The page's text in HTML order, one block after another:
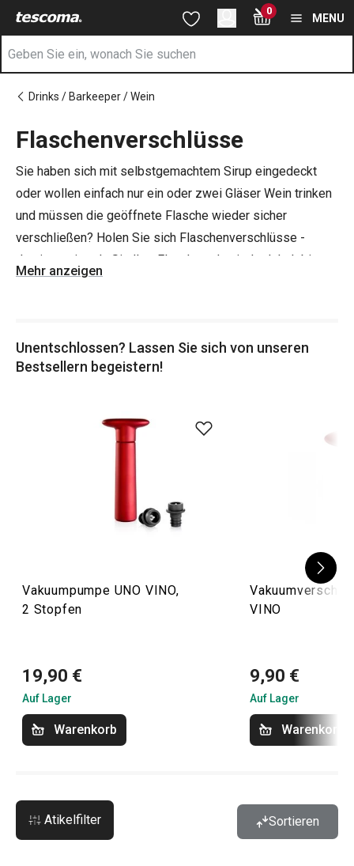
Sie befinden sich auf der Flaschenverschlüsse Seite
Zum Hauptinhalt springen
Zur Suche springen
Zur Navigation springen 0
MENU
Drinks / Barkeeper / Wein
Flaschenverschlüsse
Sie haben sich mit selbstgemachtem Sirup eingedeckt
oder wollen einfach nur ein oder zwei Gläser Wein trinken
und müssen die geöffnete Flasche wieder sicher
verschließen? Holen Sie sich Flaschenverschlüsse -
damit versiegeln Sie Ihre Flaschen, damit der Inhalt bis
zum nächsten Gebrauch hält. Wir bieten auch
sondern auch im Bereich der Getränke und Limonaden
Probieren Sie unsereFlaschenöffner
Mehr anzeigen
Unentschlossen? Lassen Sie sich von unseren
Bestsellern begeistern!
Vakuumpumpe UNO VINO,
2 Stopfen
19,90 €
Auf Lager
Warenkorb
VINO
9,90 €
Auf Lager
Warenkorb
Atikelfilter Sortieren